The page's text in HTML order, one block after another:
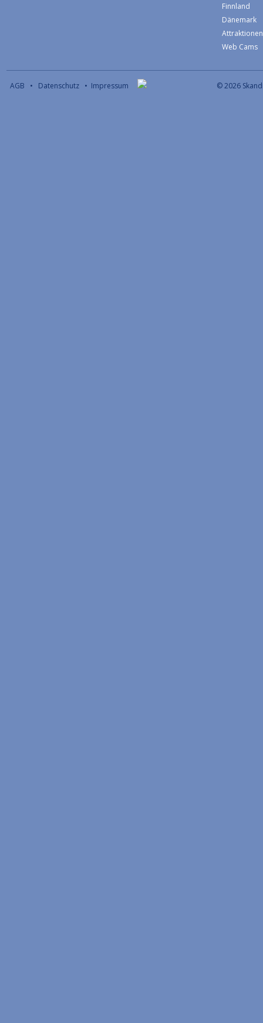
Finnland
Dänemark
Attraktionen
Web Cams
© 2026
AGB • Datenschutz • Impressum